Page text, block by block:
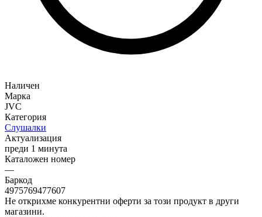
Наличен
Марка
JVC
Категория
Слушалки
Актуализация
преди 1 минута
Каталожен номер
—
Баркод
4975769477607
Не открихме конкурентни оферти за този продукт в други
магазини.